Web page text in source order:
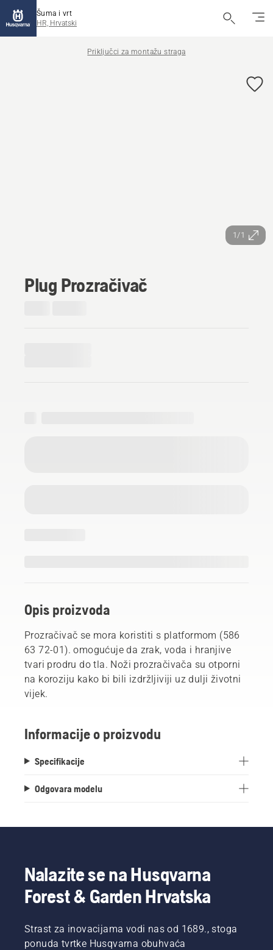
Šuma i vrt
HR, Hrvatski
Priključci za montažu straga
1/1
Plug Prozračivač
Opis proizvoda
Prozračivač se mora koristiti s platformom (586
63 72-01). omogućuje da zrak, voda i hranjive
tvari prodru do tla. Noži prozračivača su otporni
na koroziju kako bi bili izdržljiviji uz dulji životni
vijek.
Informacije o proizvodu
Specifikacije
Odgovara modelu
Nalazite se na Husqvarna
Forest & Garden Hrvatska
Strast za inovacijama vodi nas od 1689., stoga
ponuda tvrtke Husqvarna obuhvaća